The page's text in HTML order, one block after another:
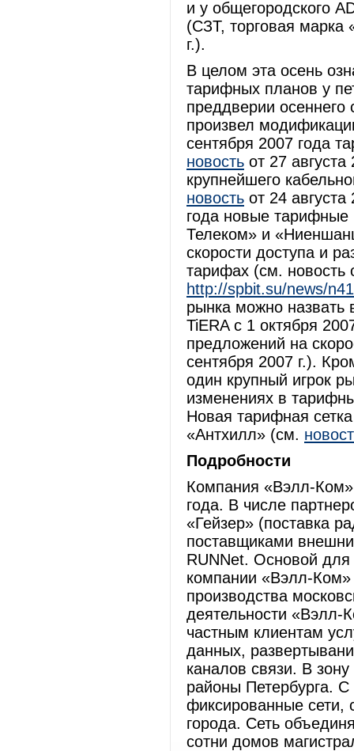
и у общегородского
(СЗТ, торговая
г.).
В целом эта осень
тарифных планов у
преддверии осеннего
произвел
сентября 2007 года
новость от 27
крупнейшего
новость от 24
года новые
Телеком» и
скорости доступа и
тарифах (см. новость
http://spbit.su/news/
рынка можно назвать
TiERA с 1 октября
предложений на
сентября 2007 г.).
один крупный игрок
изменениях в
Новая тарифная
«Антхилл» (см.
Подробности
Компания «Вэлл-
года. В числе
«Гейзер» (поставка
поставщиками
RUNNet. Основой для
компании «Вэлл-Ком»
производства
деятельности «Вэлл-
частным клиентам
данных,
каналов связи. В
районы Петербурга.
фиксированные сети,
города. Сеть
сотни домов